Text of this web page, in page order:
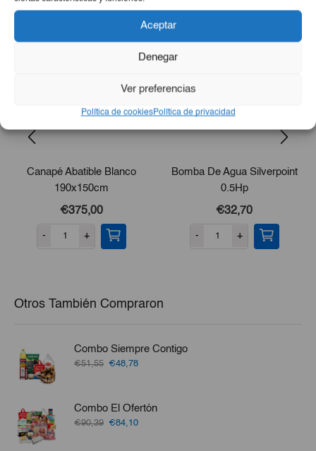
Aceptar
Denegar
Ver preferencias
Política de cookiesPolítica de privacidad
Canapé Abatible Blanco
190x150cm
€375,00
- +
Bomba De Agua Silverpoint
0.5Hp
€32,70
- +
Otros También Compraron
Combo Siempre Contigo
€51,55 El
€51,55.
€48,78El
€48,78.
Combo El Ofertón
€90,39 El
€84,10El